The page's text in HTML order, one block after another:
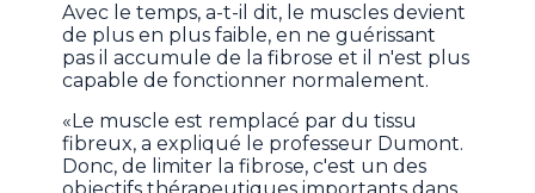
Avec le temps, a-t-il dit, le muscles devient
de plus en plus faible, en ne guérissant
pas il accumule de la fibrose et il n'est plus
capable de fonctionner normalement.
«Le muscle est remplacé par du tissu
fibreux, a expliqué le professeur Dumont.
Donc, de limiter la fibrose, c'est un des